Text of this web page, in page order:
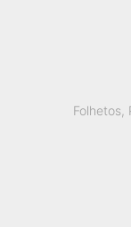
Folhetos,